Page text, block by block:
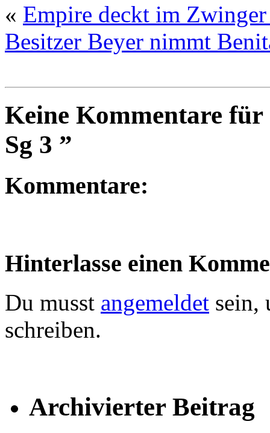
« Empire deckt im
Besitzer Beyer nimmt
Keine Kommentare
Sg 3 ”
Kommentare:
Hinterlasse einen
Du musst angemeldet sein,
schreiben.
Archivierter Beitrag